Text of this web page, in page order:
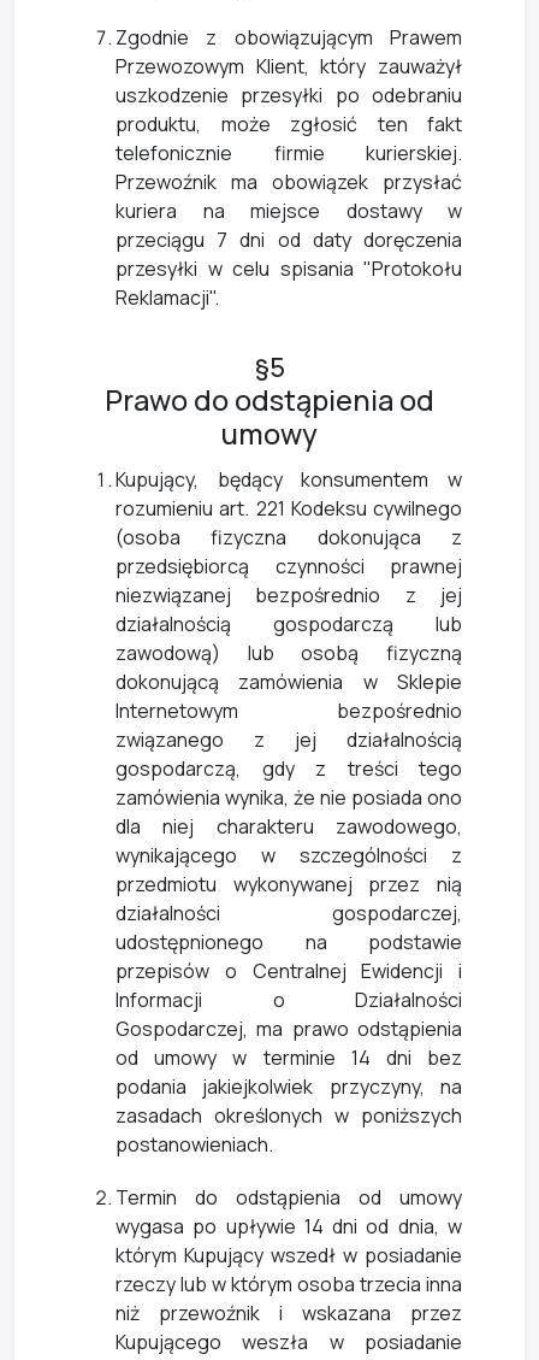
Zgodnie z obowiązującym Prawem
Przewozowym Klient, który zauważył
uszkodzenie przesyłki po odebraniu
produktu, może zgłosić ten fakt
telefonicznie firmie kurierskiej.
Przewoźnik ma obowiązek przysłać
kuriera na miejsce dostawy w
przeciągu 7 dni od daty doręczenia
przesyłki w celu spisania "Protokołu
Reklamacji".
§5
Prawo do odstąpienia od
umowy
Kupujący, będący konsumentem w
rozumieniu art. 221 Kodeksu cywilnego
(osoba fizyczna dokonująca z
przedsiębiorcą czynności prawnej
niezwiązanej bezpośrednio z jej
działalnością gospodarczą lub
zawodową) lub osobą fizyczną
dokonującą zamówienia w Sklepie
Internetowym bezpośrednio
związanego z jej działalnością
gospodarczą, gdy z treści tego
zamówienia wynika, że nie posiada ono
dla niej charakteru zawodowego,
wynikającego w szczególności z
przedmiotu wykonywanej przez nią
działalności gospodarczej,
udostępnionego na podstawie
przepisów o Centralnej Ewidencji i
Informacji o Działalności
Gospodarczej, ma prawo odstąpienia
od umowy w terminie 14 dni bez
podania jakiejkolwiek przyczyny, na
zasadach określonych w poniższych
postanowieniach.
Termin do odstąpienia od umowy
wygasa po upływie 14 dni od dnia, w
którym Kupujący wszedł w posiadanie
rzeczy lub w którym osoba trzecia inna
niż przewoźnik i wskazana przez
Kupującego weszła w posiadanie